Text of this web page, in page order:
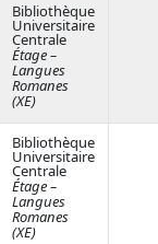
Bibliothèque
Universitaire
Centrale
Étage –
Langues
Romanes
(XE)
Bibliothèque
Universitaire
Centrale
Étage –
Langues
Romanes
(XE)